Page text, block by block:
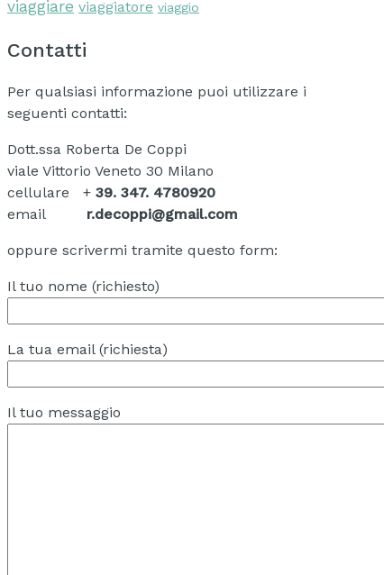
viaggiare viaggiatore viaggio
Contatti
Per qualsiasi informazione puoi utilizzare i
seguenti contatti:
Dott.ssa Roberta De Coppi
viale Vittorio Veneto 30 Milano
cellulare + 39. 347. 4780920
email
r.decoppi@gmail.com
oppure scrivermi tramite questo form:
Il tuo nome (richiesto)
La tua email (richiesta)
Il tuo messaggio